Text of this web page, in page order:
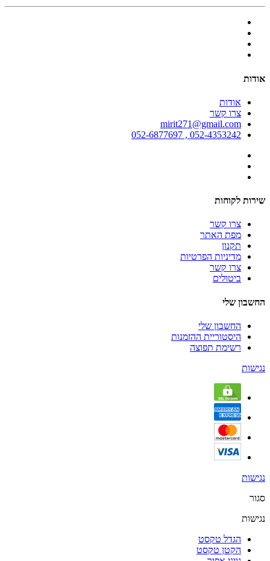
אודות
אודות
צרו קשר
mirit271@gmail.com
052-4353242 , 052-6877697
שירות לקוחות
צרו קשר
מפת האתר
תקנון
מדיניות הפרטיות
צרו קשר
ביטולים
החשבון שלי
החשבון שלי
היסטוריית ההזמנות
רשימת תפוצה
נגישות
נגישות
סגור
נגישות
הגדל טקסט
הקטן טקסט